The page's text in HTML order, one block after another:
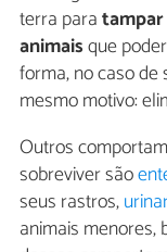
terra para
animaisque
forma, no caso
mesmo motivo:
Outros
sobreviver são
seus rastros,
animais menores,